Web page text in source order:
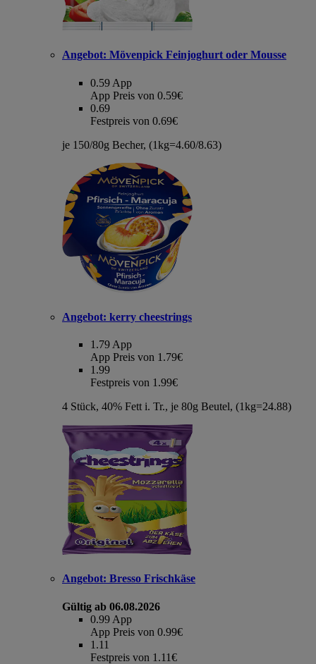
Angebot: Mövenpick Feinjoghurt oder Mousse
0.59 App
App Preis von 0.59€
0.69
Festpreis von 0.69€
je 150/80g Becher, (1kg=4.60/8.63)
Angebot: kerry cheestrings
1.79 App
App Preis von 1.79€
1.99
Festpreis von 1.99€
4 Stück, 40% Fett i. Tr., je 80g Beutel, (1kg=24.88)
Angebot: Bresso Frischkäse
Gültig ab 06.08.2026
0.99 App
App Preis von 0.99€
1.11
Festpreis von 1.11€